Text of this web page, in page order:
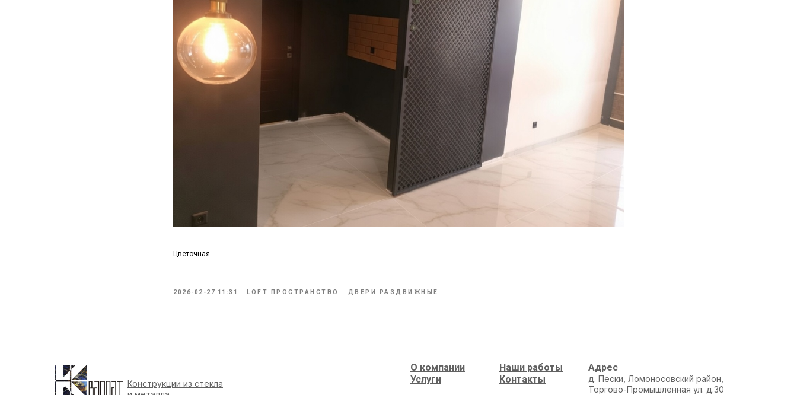
Цветочная
2026-02-27 11:31 LOFT ПРОСТРАНСТВО ДВЕРИ РАЗДВИЖНЫЕ
Конструкции из стекла
д. Пески, Ломоносовский район,
Торгово-Промышленная ул. д.30
О компании
Адрес
Услуги
Наши работы
Контакты